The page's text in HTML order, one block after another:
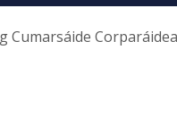
Cumarsáide